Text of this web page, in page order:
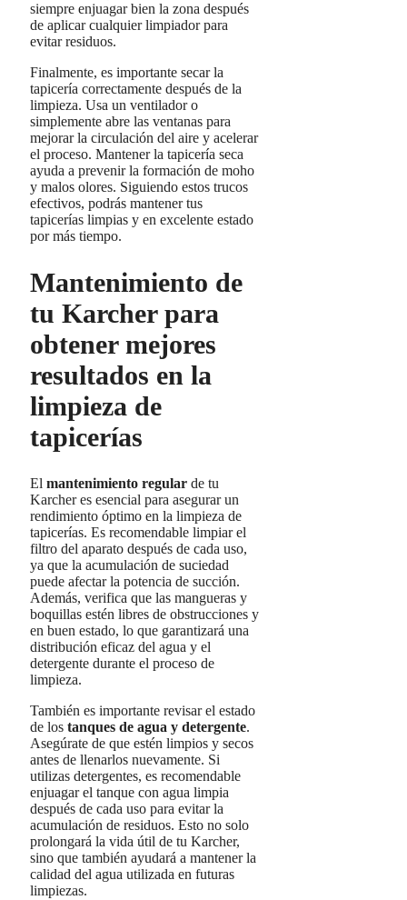
siempre enjuagar bien la zona después
de aplicar cualquier limpiador para
evitar residuos.
Finalmente, es importante secar la
tapicería correctamente después de la
limpieza. Usa un ventilador o
simplemente abre las ventanas para
mejorar la circulación del aire y acelerar
el proceso. Mantener la tapicería seca
ayuda a prevenir la formación de moho
y malos olores. Siguiendo estos trucos
efectivos, podrás mantener tus
tapicerías limpias y en excelente estado
por más tiempo.
Mantenimiento de
tu Karcher para
obtener mejores
resultados en la
limpieza de
tapicerías
El mantenimiento regular de tu
Karcher es esencial para asegurar un
rendimiento óptimo en la limpieza de
tapicerías. Es recomendable limpiar el
filtro del aparato después de cada uso,
ya que la acumulación de suciedad
puede afectar la potencia de succión.
Además, verifica que las mangueras y
boquillas estén libres de obstrucciones y
en buen estado, lo que garantizará una
distribución eficaz del agua y el
detergente durante el proceso de
limpieza.
También es importante revisar el estado
de los tanques de agua y detergente.
Asegúrate de que estén limpios y secos
antes de llenarlos nuevamente. Si
utilizas detergentes, es recomendable
enjuagar el tanque con agua limpia
después de cada uso para evitar la
acumulación de residuos. Esto no solo
prolongará la vida útil de tu Karcher,
sino que también ayudará a mantener la
calidad del agua utilizada en futuras
limpiezas.